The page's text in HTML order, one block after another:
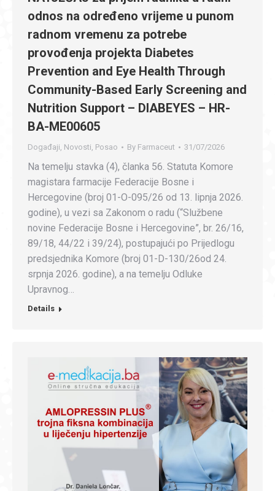
odnos na određeno vrijeme u punom
radnom vremenu za potrebe
provođenja projekta Diabetes
Prevention and Eye Health Through
Community-Based Early Screening and
Nutrition Support – DIABEYES – HR-
BA-ME00605
Događaji, Novosti, Posao By Farmaceut 31/07/2026
Na temelju stavka (4), članka 56. Statuta Komore
magistara farmacije Federacije Bosne i
Hercegovine (broj 01-O-095/26 od 13. lipnja 2026.
godine), u vezi sa Zakonom o radu (“Službene
novine Federacije Bosne i Hercegovine”, br. 26/16,
89/18, 44/22 i 39/24), postupajući po Prijedlogu
predsjednika Komore (broj 01-D-130/26od 24.
srpnja 2026. godine), a na temelju Odluke
Upravnog…
Details